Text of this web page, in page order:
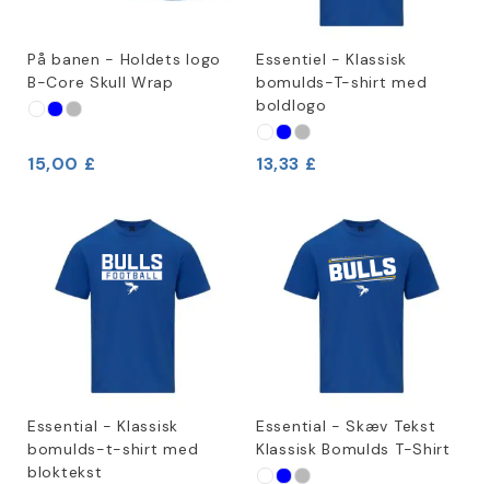
På banen - Holdets logo
B-Core Skull Wrap
15,00 £
Essentiel - Klassisk
bomulds-T-shirt med
boldlogo
13,33 £
Essential - Klassisk
bomulds-t-shirt med
bloktekst
Essential - Skæv Tekst
Klassisk Bomulds T-Shirt